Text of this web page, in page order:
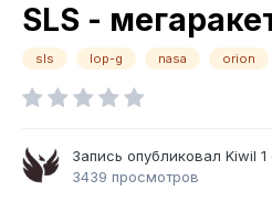
SLS -
sls lop-g nasa orion
Запись опубликовал Kiwil 1
3439 просмотров